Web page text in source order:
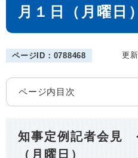
月１日（月曜日）
ページID：0788468 更
ページ内目次
知事定例記者会見
（月曜日）